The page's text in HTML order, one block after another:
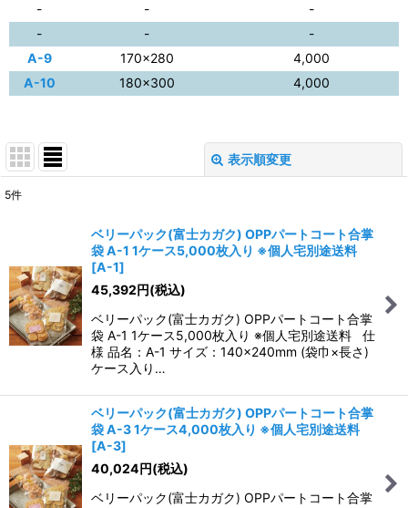
-
-
-
-
-
-
A-9
170×280
4,000
A-10
180×300 4,000
表示順変更
絞り込む
5件
ベリーパック(富士カガク) OPPパートコート合掌
袋 A-1 1ケース5,000枚入り ※個人宅別途送料
[A-1]
45,392円(税込)
ベリーパック(富士カガク) OPPパートコート合掌
袋 A-1 1ケース5,000枚入り ※個人宅別途送料 仕
様 品名：A-1 サイズ：140×240mm (袋巾×長さ)
ケース入り…
ベリーパック(富士カガク) OPPパートコート合掌
袋 A-3 1ケース4,000枚入り ※個人宅別途送料
[A-3]
40,024円(税込)
ベリーパック(富士カガク) OPPパートコート合掌